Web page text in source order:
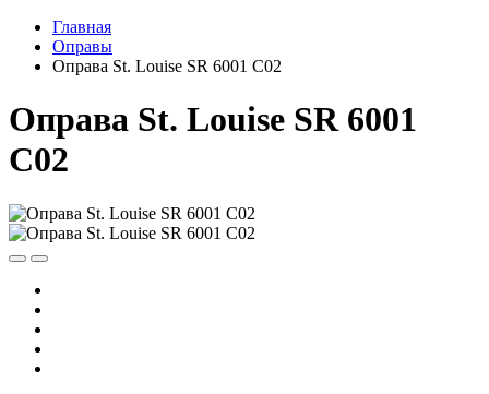
Главная
Оправы
Оправа St. Louise SR 6001 С02
Оправа St. Louise SR 6001
С02